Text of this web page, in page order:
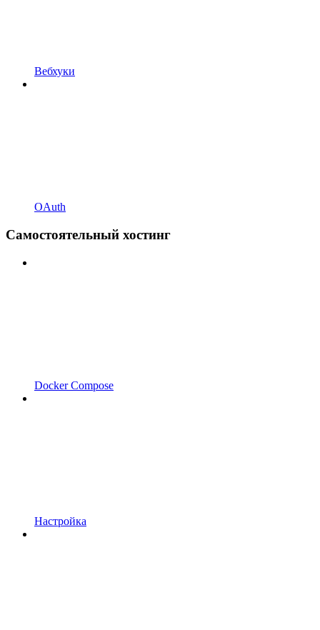
Вебхуки
OAuth
Самостоятельный хостинг
Docker Compose
Настройка